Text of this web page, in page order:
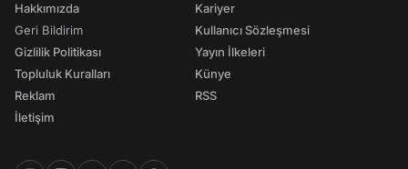
Hakkımızda
Geri Bildirim
Gizlilik Politikası
Topluluk Kuralları
Reklam
İletişim
Kariyer
Kullanıcı Sözleşmesi
Yayın İlkeleri
Künye
RSS